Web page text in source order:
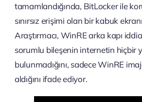
tamamlandığında, BitLocker ile
sınırsız erişimi olan bir kabuk
Araştırmacı, WinRE arka kapı
sorumlu bileşenin internetin hiçbir
bulunmadığını, sadece WinRE
aldığını ifade ediyor.